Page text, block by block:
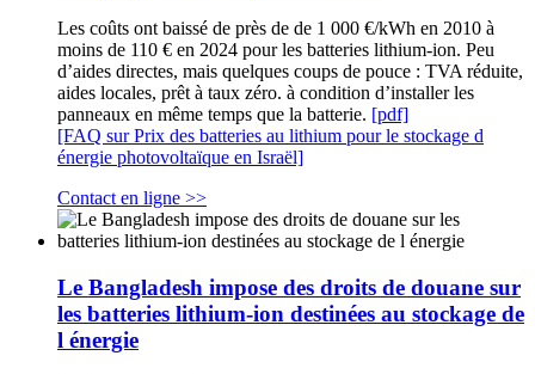
Les coûts ont baissé de près de de 1 000 €/kWh en 2010 à
moins de 110 € en 2024 pour les batteries lithium-ion. Peu
d’aides directes, mais quelques coups de pouce : TVA réduite,
aides locales, prêt à taux zéro. à condition d’installer les
panneaux en même temps que la batterie. [pdf]
[FAQ sur Prix des batteries au lithium pour le stockage d
énergie photovoltaïque en Israël]
Contact en ligne >>
Le Bangladesh impose des droits de douane sur
les batteries lithium-ion destinées au stockage de
l énergie